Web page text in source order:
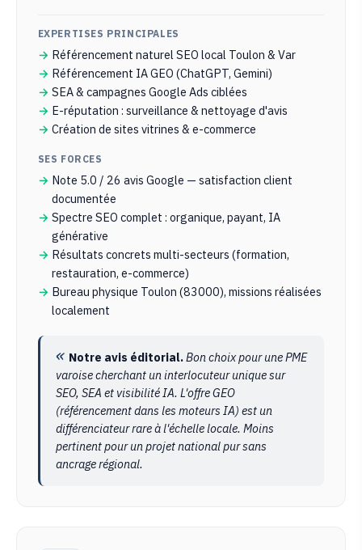
EXPERTISES PRINCIPALES
Référencement naturel SEO local Toulon & Var
Référencement IA GEO (ChatGPT, Gemini)
SEA & campagnes Google Ads ciblées
E-réputation : surveillance & nettoyage d'avis
Création de sites vitrines & e-commerce
SES FORCES
Note 5.0 / 26 avis Google — satisfaction client
documentée
Spectre SEO complet : organique, payant, IA
générative
Résultats concrets multi-secteurs (formation,
restauration, e-commerce)
Bureau physique Toulon (83000), missions réalisées
localement
Notre avis éditorial.Bon choix pour une PME
varoise cherchant un interlocuteur unique sur
SEO, SEA et visibilité IA. L'offre GEO
(référencement dans les moteurs IA) est un
différenciateur rare à l'échelle locale. Moins
pertinent pour un projet national pur sans
ancrage régional.